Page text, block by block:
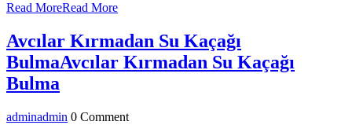
Read MoreRead More
Avcılar Kırmadan Su Kaçağı
BulmaAvcılar Kırmadan Su Kaçağı
Bulma
adminadmin 0 Comment